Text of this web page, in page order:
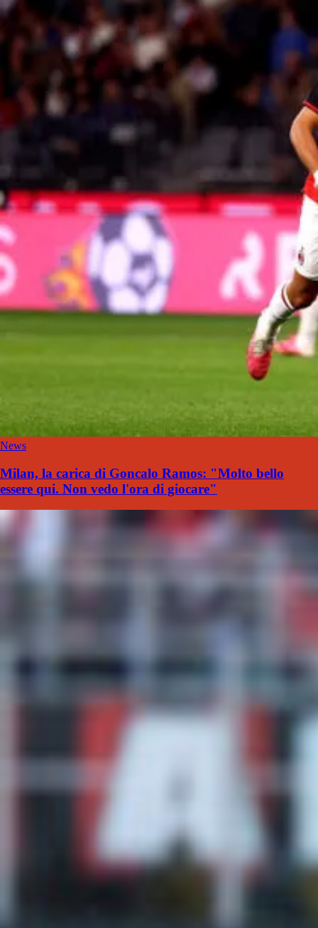
News
Milan, la carica di Goncalo Ramos: "Molto bello
essere qui. Non vedo l'ora di giocare"